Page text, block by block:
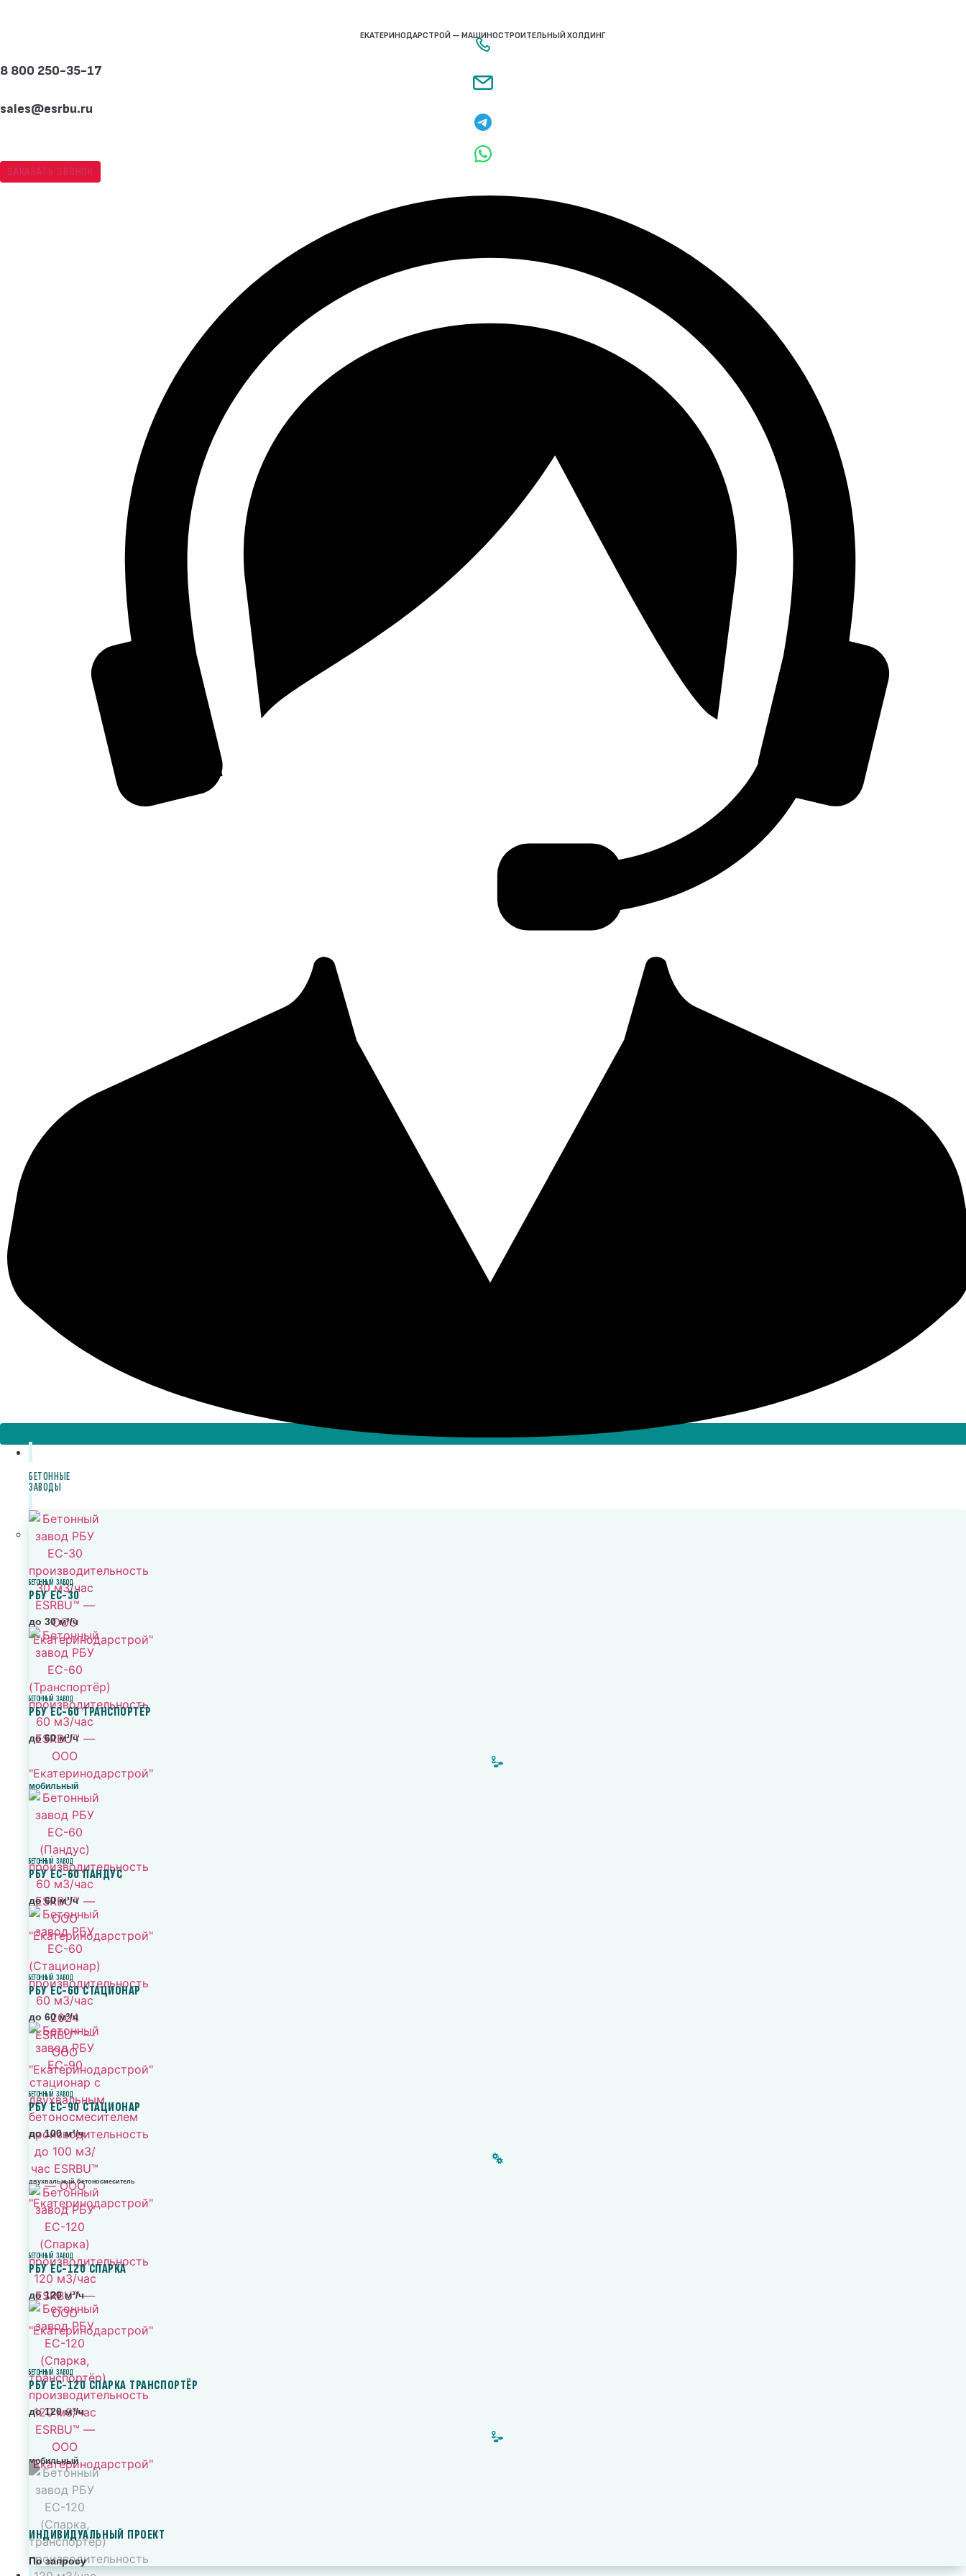
ЕКАТЕРИНОДАРСТРОЙ — МАШИНОСТРОИТЕЛЬНЫЙ ХОЛДИНГ
8 800 250-35-17
sales@esrbu.ru
ЗАКАЗАТЬ ЗВОНОК
БЕТОННЫЕ
ЗАВОДЫ
БЕТОННЫЙ ЗАВОД
РБУ ЕС-30
до 30 м³/ч
БЕТОННЫЙ ЗАВОД
РБУ ЕС-60 ТРАНСПОРТЁР
до 60 м³/ч
мобильный
БЕТОННЫЙ ЗАВОД
РБУ ЕС-60 ПАНДУС
до 60 м³/ч
БЕТОННЫЙ ЗАВОД
РБУ ЕС-60 СТАЦИОНАР
до 60 м³/ч
БЕТОННЫЙ ЗАВОД
РБУ ЕС-90 СТАЦИОНАР
до 100 м³/ч
двухвальный бетоносмеситель
БЕТОННЫЙ ЗАВОД
РБУ ЕС-120 СПАРКА
до 120 м³/ч
БЕТОННЫЙ ЗАВОД
РБУ ЕС-120 СПАРКА ТРАНСПОРТЁР
до 120 м³/ч
мобильный
ИНДИВИДУАЛЬНЫЙ ПРОЕКТ
По запросу